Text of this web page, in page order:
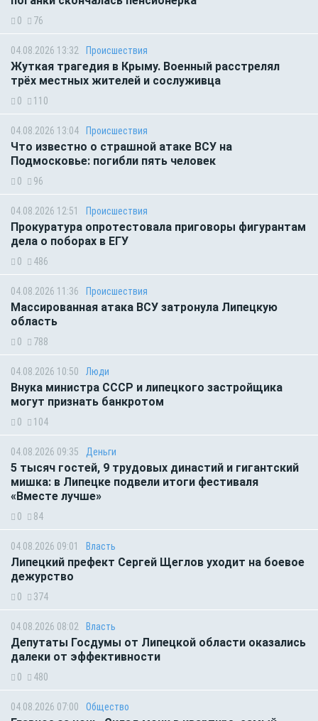
0 76
04.08.2026 13:32 Происшествия
Жуткая трагедия в Крыму. Военный расстрелял
трёх местных жителей и сослуживца
0 110
04.08.2026 13:04 Происшествия
Что известно о страшной атаке ВСУ на
Подмосковье: погибли пять человек
0 96
04.08.2026 12:51 Происшествия
Прокуратура опротестовала приговоры фигурантам
дела о поборах в ЕГУ
0 486
04.08.2026 11:36 Происшествия
Массированная атака ВСУ затронула Липецкую
область
0 788
04.08.2026 10:50 Люди
Внука министра СССР и липецкого застройщика
могут признать банкротом
0 104
04.08.2026 09:35 Деньги
5 тысяч гостей, 9 трудовых династий и гигантский
мишка: в Липецке подвели итоги фестиваля
«Вместе лучше»
0 84
04.08.2026 09:01 Власть
Липецкий префект Сергей Щеглов уходит на боевое
дежурство
0 374
04.08.2026 08:02 Власть
Депутаты Госдумы от Липецкой области оказались
далеки от эффективности
0 480
04.08.2026 07:00 Общество